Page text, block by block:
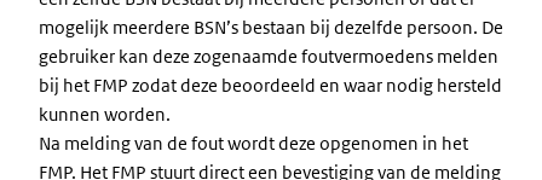
mogelijk meerdere BSN’s bestaan bij dezelfde persoon. De
gebruiker kan deze zogenaamde foutvermoedens melden
bij het FMP zodat deze beoordeeld en waar nodig hersteld
kunnen worden.
Na melding van de fout wordt deze opgenomen in het
FMP. Het FMP stuurt direct een bevestiging van de melding